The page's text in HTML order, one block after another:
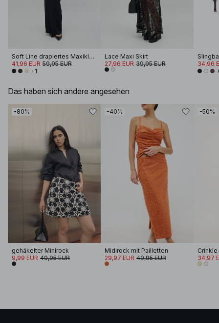
Soft Line drapiertes Maxikleid
41,96 EUR 59,95 EUR
+1
Lace Maxi Skirt
27,96 EUR 39,95 EUR
34,96
Das haben sich andere angesehen
-80%
gehäkelter Minirock
9,99 EUR 49,95 EUR
-40%
Midirock mit Pailletten
29,97 EUR 49,95 EUR
-50%
34,97